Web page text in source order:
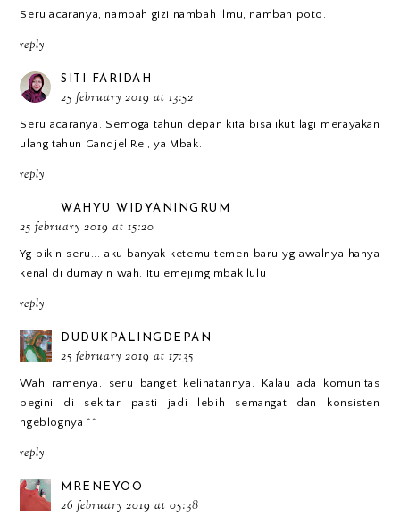
Seru acaranya, nambah gizi nambah ilmu, nambah poto.
reply
SITI FARIDAH
25 february 2019 at 13:52
Seru acaranya. Semoga tahun depan kita bisa ikut lagi merayakan
ulang tahun Gandjel Rel, ya Mbak.
reply
WAHYU WIDYANINGRUM
25 february 2019 at 15:20
Yg bikin seru... aku banyak ketemu temen baru yg awalnya hanya
kenal di dumay n wah. Itu emejimg mbak lulu
reply
DUDUKPALINGDEPAN
25 february 2019 at 17:35
Wah ramenya, seru banget kelihatannya. Kalau ada komunitas
begini di sekitar pasti jadi lebih semangat dan konsisten
ngeblognya ^^
reply
MRENEYOO
26 february 2019 at 05:38